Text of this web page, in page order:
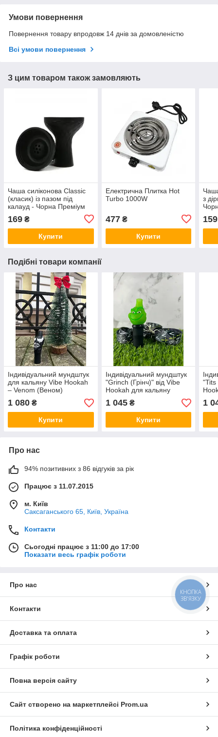
Умови повернення
Повернення товару впродовж 14 днів за домовленістю
Всі умови повернення
З цим товаром також замовляють
Чаша силіконова Classic
(класик) із пазом під
калауд - Чорна Преміум
169 ₴
Купити
Електрична Плитка Hot
Turbo 1000W
477₴
Купити
з
159
Подібні товари компанії
Індивідуальний мундштук
для кальяну Vibe Hookah
– Venom (Веном)
1 080 ₴
Купити
Індивідуальний мундштук
"Grinch (Грінч)" від Vibe
Hookah для кальяну
1 045₴
Купити
"Tits
1
Про нас
94% позитивних з 86 відгуків за рік
Працює з 11.07.2015
м. Київ
Саксаганського 65, Київ, Україна
Контакти
Сьогодні працює з 11:00 до 17:00
Показати весь графік роботи
Про нас
Контакти
Доставка та оплата
Графік роботи
Повна версія сайту
Сайт створено на маркетплейсі Prom.ua
Політика конфіденційності
КНОПКА
ЗВ'ЯЗКУ